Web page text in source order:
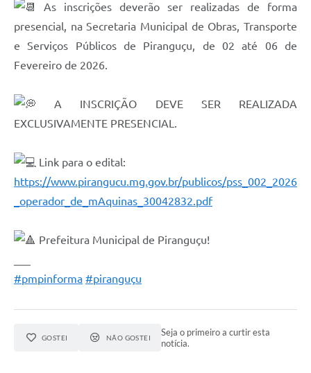
As inscrições deverão ser realizadas de forma
presencial, na Secretaria Municipal de Obras, Transporte
e Serviços Públicos de Piranguçu, de 02 até 06 de
Fevereiro de 2026.
A INSCRIÇÃO DEVE SER REALIZADA
EXCLUSIVAMENTE PRESENCIAL.
Link para o edital:
https://www.pirangucu.mg.gov.br/publicos/pss_002_2026
_operador_de_mAquinas_30042832.pdf
Prefeitura Municipal de Piranguçu!
#pmpinforma #piranguçu
GOSTEI NÃO GOSTEI
Seja o primeiro a curtir esta
notícia.